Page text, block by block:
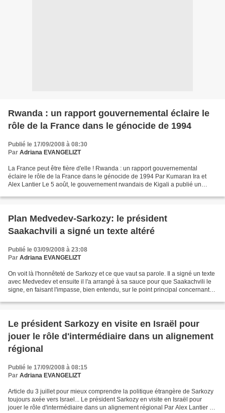
Rwanda : un rapport gouvernemental éclaire le
rôle de la France dans le génocide de 1994
Publié le 17/09/2008 à 08:30
Par Adriana EVANGELIZT
La France peut être fière d'elle ! Rwanda : un rapport gouvernemental
éclaire le rôle de la France dans le génocide de 1994 Par Kumaran Ira et
Alex Lantier Le 5 août, le gouvernement rwandais de Kigali a publié un
Plan Medvedev-Sarkozy: le président
Saakachvili a signé un texte altéré
Publié le 03/09/2008 à 23:08
Par Adriana EVANGELIZT
On voit là l'honnêteté de Sarkozy et ce que vaut sa parole. Il a signé un texte
avec Medvedev et ensuite il l'a arrangé à sa sauce pour que Saakachvili le
signe, en faisant l'impasse, bien entendu, sur le point principal concernant
Le président Sarkozy en visite en Israël pour
jouer le rôle d'intermédiaire dans un alignement
régional
Publié le 17/09/2008 à 08:15
Par Adriana EVANGELIZT
Article du 3 juillet pour mieux comprendre la politique étrangère de Sarkozy
toujours axée vers Israel... Le président Sarkozy en visite en Israël pour
jouer le rôle d'intermédiaire dans un alignement régional Par Alex Lantier Le